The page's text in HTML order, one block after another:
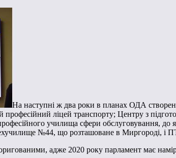
На наступні ж два роки в планах ОДА
ліцей транспорту; Центру з
училища сфери обслуговування,
№44, що розташоване в Миргороді, і
адже 2020 року парламент має намір